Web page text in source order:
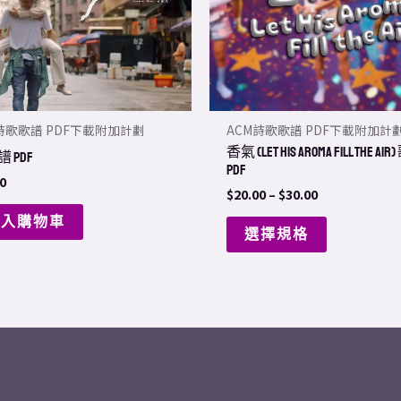
歌歌譜 PDF下載附加計劃
PDF
購物車
ACM詩歌歌譜 PDF下載附加計
香氣 (Let His Aroma Fill The
PDF
$20.00–$30.00
選擇規格
The
options
may
be
chosen
on
page